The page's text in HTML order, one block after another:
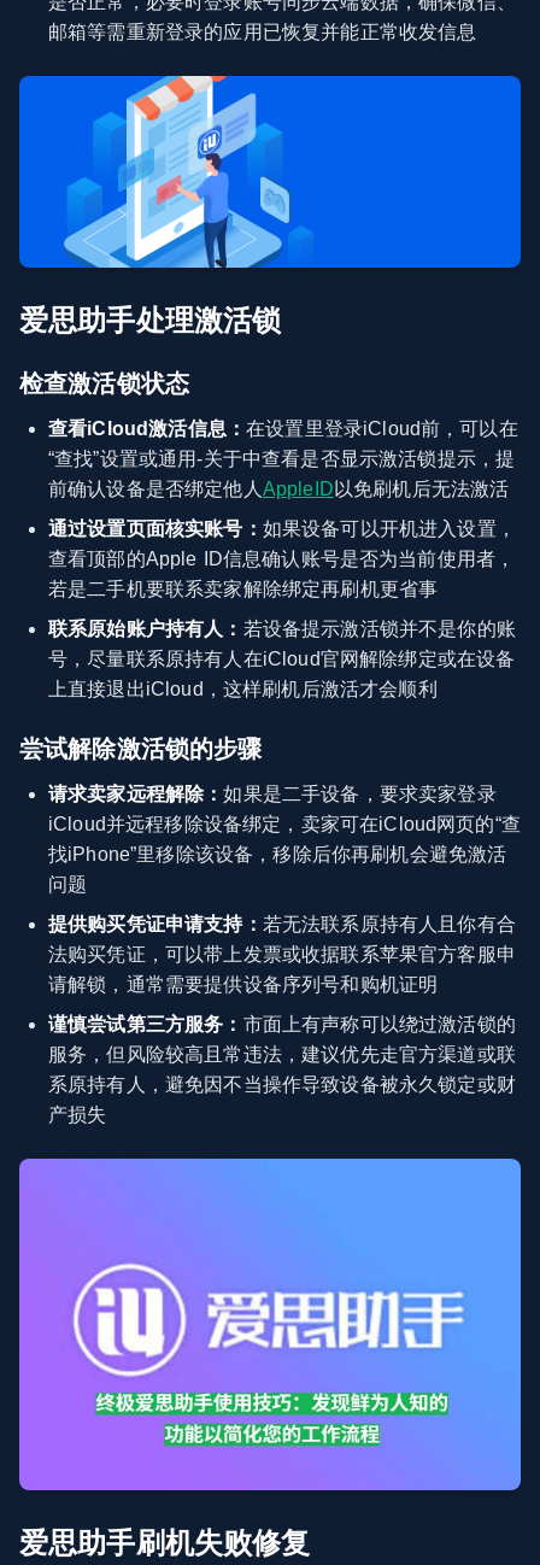
邮箱等需重新登录的应用已恢复并能正常收发信息
爱思助手处理激活锁
检查激活锁状态
查看iCloud激活信息：在设置里登录iCloud前，可以在
“查找”设置或通用-关于中查看是否显示激活锁提示，提
前确认设备是否绑定他人 AppleID 以免刷机后无法激活
通过设置页面核实账号： 如果设备可以开机进入设置，
查看顶部的Apple ID信息确认账号是否为当前使用者，
若是二手机要联系卖家解除绑定再刷机更省事
联系原始账户持有人： 若设备提示激活锁并不是你的账
号，尽量联系原持有人在iCloud官网解除绑定或在设备
上直接退出iCloud，这样刷机后激活才会顺利
尝试解除激活锁的步骤
请求卖家远程解除：如果是二手设备，要求卖家登录
iCloud并远程移除设备绑定，卖家可在iCloud网页的“查
找iPhone”里移除该设备，移除后你再刷机会避免激活
问题
提供购买凭证申请支持： 若无法联系原持有人且你有合
法购买凭证，可以带上发票或收据联系苹果官方客服申
请解锁，通常需要提供设备序列号和购机证明
谨慎尝试第三方服务： 市面上有声称可以绕过激活锁的
服务，但风险较高且常违法，建议优先走官方渠道或联
系原持有人，避免因不当操作导致设备被永久锁定或财
产损失
爱思助手刷机失败修复